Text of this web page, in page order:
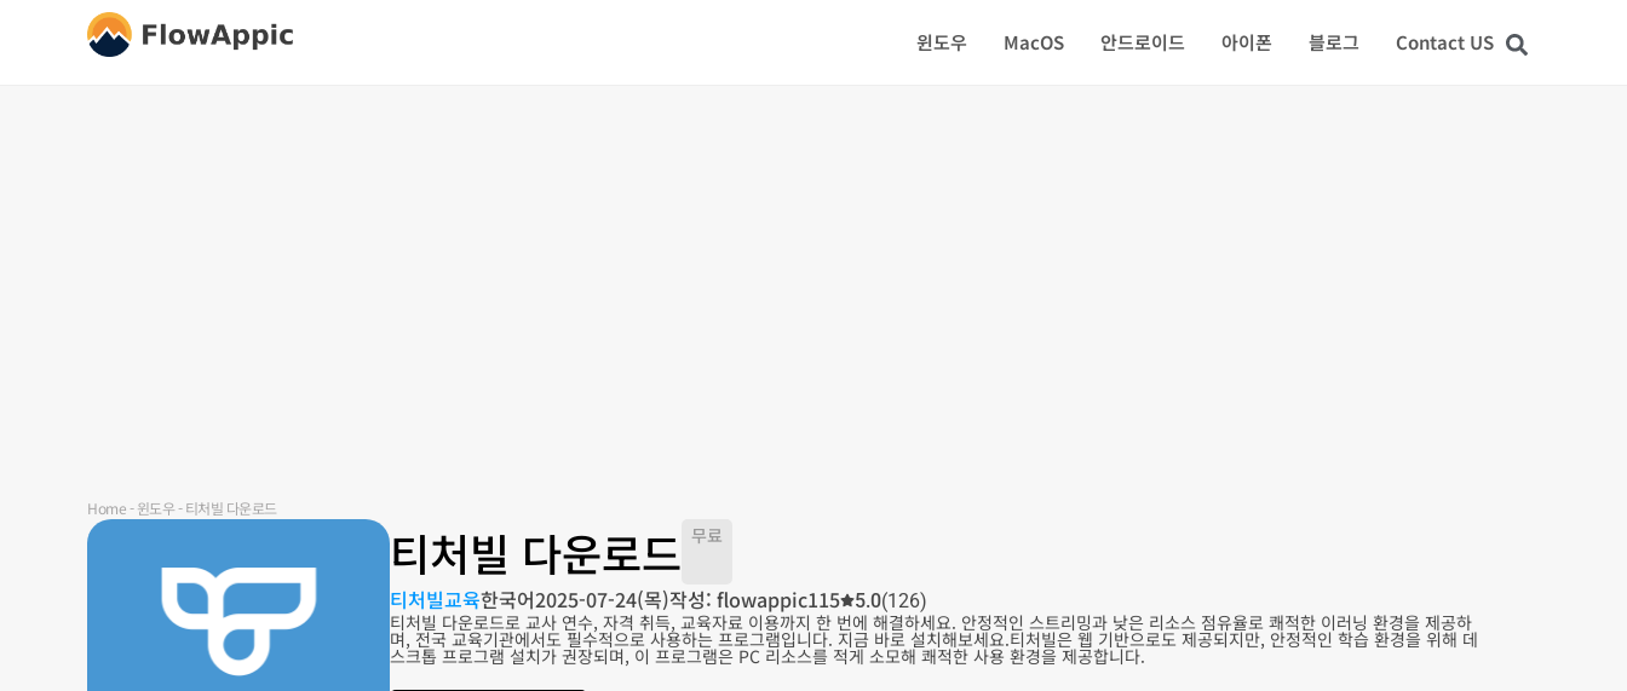
윈도우 MacOS 안드로이드 아이폰 블로그 Contact US
Home-윈도우-티처빌 다운로드
티처빌 다운로드 무료
티처빌교육한국어2025-07-24(목)작성: flowappic115 5.0(126)
티처빌 다운로드로 교사 연수, 자격 취득, 교육자료 이용까지 한 번에 해결하세요. 안정적인 스트리밍과 낮은 리소스 점유율로 쾌적한 이러닝 환경을 제공하
며, 전국 교육기관에서도 필수적으로 사용하는 프로그램입니다. 지금 바로 설치해보세요.티처빌은 웹 기반으로도 제공되지만, 안정적인 학습 환경을 위해 데
스크톱 프로그램 설치가 권장되며, 이 프로그램은 PC 리소스를 적게 소모해 쾌적한 사용 환경을 제공합니다.